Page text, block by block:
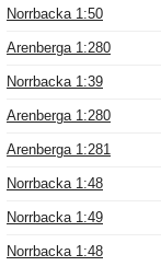
Norrbacka 1:50
Arenberga 1:280
Norrbacka 1:39
Arenberga 1:280
Arenberga 1:281
Norrbacka 1:48
Norrbacka 1:49
Norrbacka 1:48